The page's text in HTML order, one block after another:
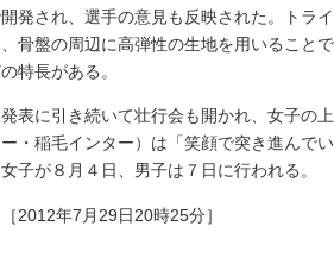
発され、選手の意見も反映された。トラ
、骨盤の周辺に高弾性の生地を用いること
特長がある。
表に引き続いて壮行会も開かれ、女子の
ー・稲毛インター）は「笑顔で突き進んで
子が８月４日、男子は７日に行われる。
2012年7月29日20時25分］